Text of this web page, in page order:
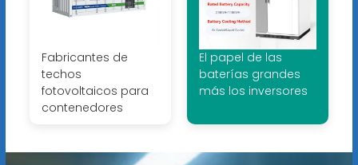
Fabricantes de
techos
fotovoltaicos para
contenedores
El papel de las
baterías grandes
más los inversores